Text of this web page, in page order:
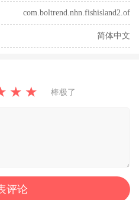
com.boltrend.nhn.fishisland2.of
简体中文
★ ★ 棒极了